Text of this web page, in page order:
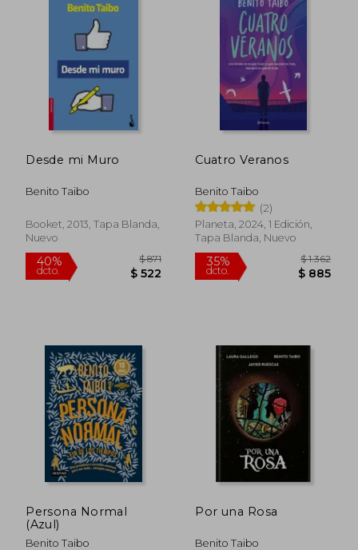
40%
dcto.
$ 1.834
$ 1.100
35%
dcto. $
Desde mi Muro
Benito Taibo
Booket, 2013, Tapa Blanda,
Nuevo
Cuatro Veranos
Benito Taibo
(2)
Planeta, 2024, 1 Edición,
Tapa Blanda, Nuevo
Persona Normal
(Azul)
Benito Taibo
Por una Rosa
Benito Taibo